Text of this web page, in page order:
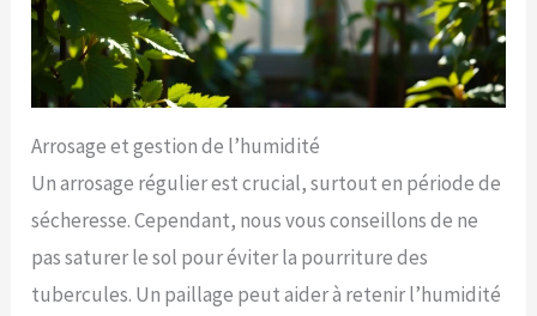
Arrosage et gestion de l’humidité
Un arrosage régulier est crucial, surtout en période de
sécheresse. Cependant, nous vous conseillons de ne
pas saturer le sol pour éviter la pourriture des
tubercules. Un paillage peut aider à retenir l’humidité